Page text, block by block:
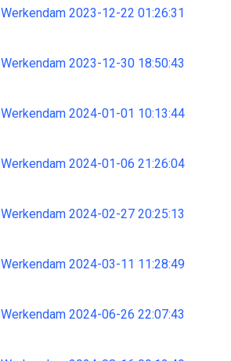
2023-12-22 01:26:31
2023-12-30 18:50:43
2024-01-01 10:13:44
2024-01-06 21:26:04
2024-02-27 20:25:13
2024-03-11 11:28:49
2024-06-26 22:07:43